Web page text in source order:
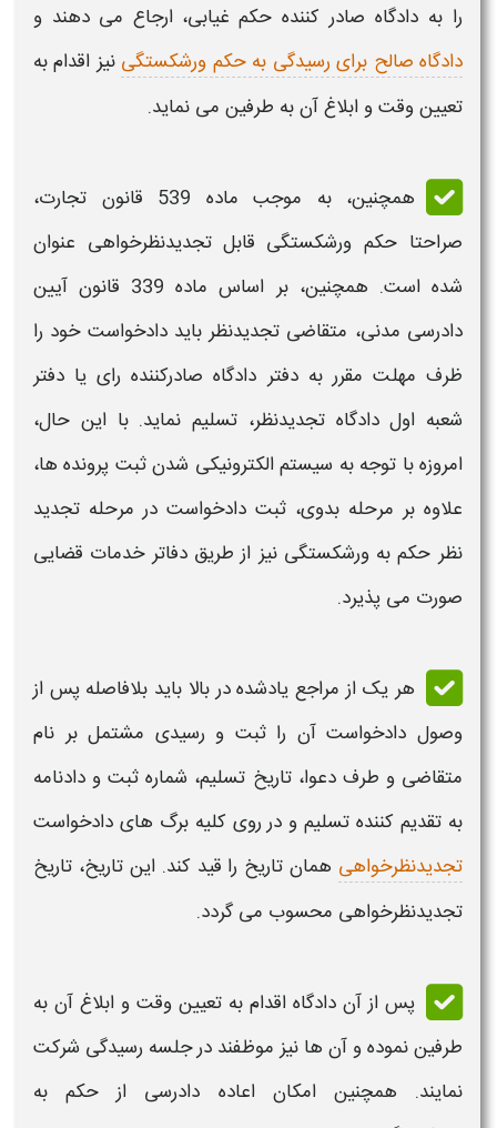
را به دادگاه صادر کننده حکم غیابی، ارجاع می دهند و
دادگاه صالح برای رسیدگی به حکم ورشکستگی نیز اقدام به
تعیین وقت و ابلاغ آن به طرفین می نماید.
همچنین، به موجب ماده 539 قانون تجارت،
صراحتا حکم ورشکستگی قابل تجدیدنظرخواهی عنوان
شده است. همچنین، بر اساس ماده 339 قانون آیین
دادرسی مدنی، متقاضی تجدیدنظر باید دادخواست خود را
ظرف مهلت مقرر به دفتر دادگاه صادرکننده رای یا دفتر
شعبه اول دادگاه تجدیدنظر، تسلیم نماید. با این حال،
امروزه با توجه به سیستم الکترونیکی شدن ثبت پرونده ها،
علاوه بر مرحله بدوی، ثبت دادخواست در مرحله تجدید
نظر حکم به ورشکستگی نیز از طریق دفاتر خدمات قضایی
صورت می پذیرد.
هر یک از مراجع یادشده در بالا باید بلافاصله پس از
وصول دادخواست آن را ثبت و رسیدی مشتمل بر نام
متقاضی و طرف دعوا، تاریخ تسلیم، شماره ثبت و دادنامه
به تقدیم کننده تسلیم و در روی کلیه برگ های دادخواست
تجدیدنظرخواهی همان تاریخ را قید کند. این تاریخ، تاریخ
تجدیدنظرخواهی محسوب می گردد.
پس از آن دادگاه اقدام به تعیین وقت و ابلاغ آن به
طرفین نموده و آن ها نیز موظفند در جلسه رسیدگی شرکت
نمایند. همچنین امکان اعاده دادرسی از حکم به